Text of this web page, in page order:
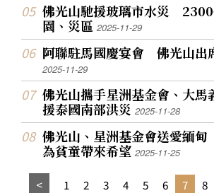
佛光山馳援玻璃市水災
園、災區2025-11-29
阿聯駐馬國慶宴會 佛光山出
2025-11-29
佛光山攜手星洲基金會、大
援泰國南部洪災2025-11-28
佛光山、星洲基金會送愛緬
為貧童帶來希望2025-11-25
1 2 3 4 5 6 7 8